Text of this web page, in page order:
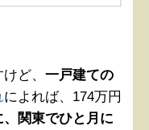
ど、 一戸建ての
によれば、174万円
関東でひと月に